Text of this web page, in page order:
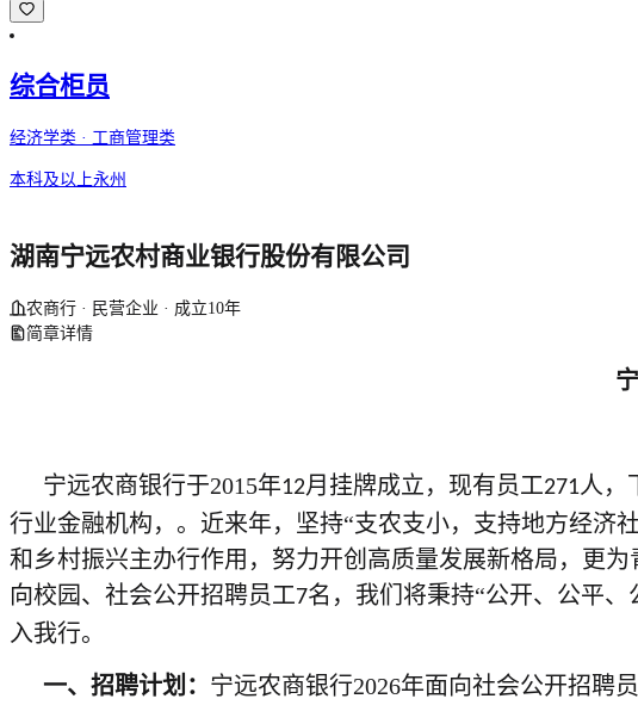
综合柜员
经济学类 · 工商管理类
本科及以上永州
湖南宁远农村商业银行股份有限公司
农商行 · 民营企业 · 成立10年
简章详情
宁远农商银行于2015年12月挂牌成立，现有员工271人，
行业金融机构，。近来年，坚持“支农支小，支持地方经济
和乡村振兴主办行作用，努力开创高质量发展新格局，更
向校园、社会公开招聘员工7名，我们将秉持“公开、公平
入我行。
一、招聘计划： 宁远农商银行2026年面向社会公开招聘